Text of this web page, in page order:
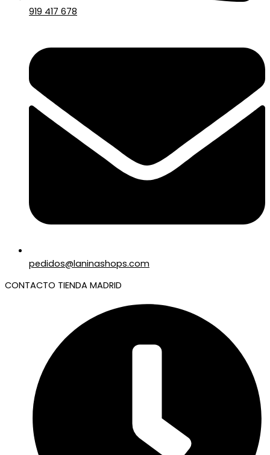
919 417 678
pedidos@laninashops.com
CONTACTO TIENDA MADRID